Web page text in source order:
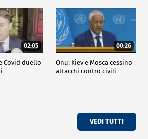
02:05
Covid duello
00:26
Onu: Kiev e Mosca cessino
attacchi contro civili
VEDI TUTTI